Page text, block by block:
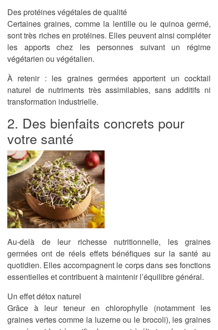
Des protéines végétales de qualité
Certaines graines, comme la lentille ou le quinoa germé,
sont très riches en protéines. Elles peuvent ainsi compléter
les apports chez les personnes suivant un régime
végétarien ou végétalien.
À retenir : les graines germées apportent un cocktail
naturel de nutriments très assimilables, sans additifs ni
transformation industrielle.
2. Des bienfaits concrets pour
votre santé
Au-delà de leur richesse nutritionnelle, les graines
germées ont de réels effets bénéfiques sur la santé au
quotidien. Elles accompagnent le corps dans ses fonctions
essentielles et contribuent à maintenir l’équilibre général.
Un effet détox naturel
Grâce à leur teneur en chlorophylle (notamment les
graines vertes comme la luzerne ou le brocoli), les graines